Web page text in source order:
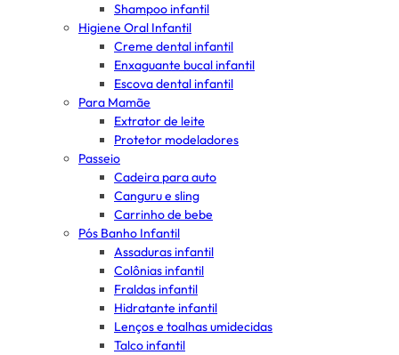
Shampoo infantil
Higiene Oral Infantil
Creme dental infantil
Enxaguante bucal infantil
Escova dental infantil
Para Mamãe
Extrator de leite
Protetor modeladores
Passeio
Cadeira para auto
Canguru e sling
Carrinho de bebe
Pós Banho Infantil
Assaduras infantil
Colônias infantil
Fraldas infantil
Hidratante infantil
Lenços e toalhas umidecidas
Talco infantil